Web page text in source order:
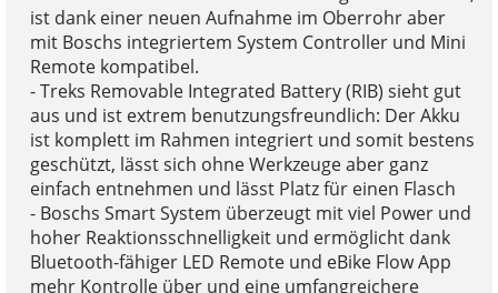
ist dank einer neuen Aufnahme im Oberrohr aber
mit Boschs integriertem System Controller und Mini
Remote kompatibel.
- Treks Removable Integrated Battery (RIB) sieht gut
aus und ist extrem benutzungsfreundlich: Der Akku
ist komplett im Rahmen integriert und somit bestens
geschützt, lässt sich ohne Werkzeuge aber ganz
einfach entnehmen und lässt Platz für einen Flasch
- Boschs Smart System überzeugt mit viel Power und
hoher Reaktionsschnelligkeit und ermöglicht dank
Bluetooth-fähiger LED Remote und eBike Flow App
mehr Kontrolle über und eine umfangreichere